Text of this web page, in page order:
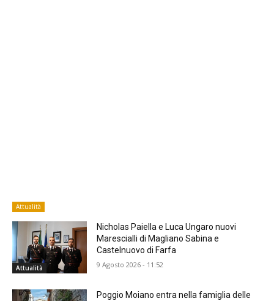
Attualità
Attualità
Nicholas Paiella e Luca Ungaro nuovi
Marescialli di Magliano Sabina e
Castelnuovo di Farfa
9 Agosto 2026 - 11:52
Poggio Moiano entra nella famiglia delle